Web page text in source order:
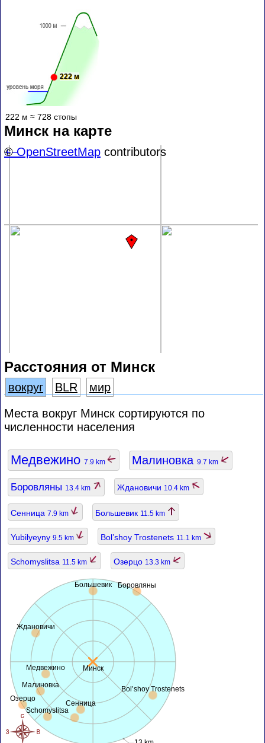
222 м
222 м ≈ 728 стопы
Минск на карте
+−
©OpenStreetMap contributors
Расстояния от Минск
вокруг BLR
мир
Места вокруг Минск сортируются по
численности населения
Медвежино 7.9 km Малиновка 9.7 km
Боровляны 13.4 km Ждановичи 10.4 km
Сенница 7.9 km Большевик 11.5 km
Yubilyeyny 9.5 km Bol’shoy Trostenets 11.1 km
Schomyslitsa 11.5 km Озерцо 13.3 km
Минск
Медвежино
Малиновка
Боровляны
Ждановичи
Сенница
Большевик
Bol’shoy Trostenets
Schomyslitsa
Озерцо